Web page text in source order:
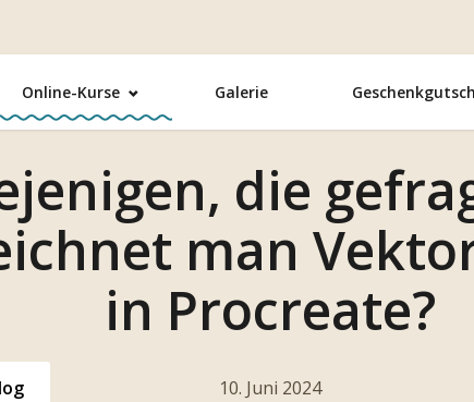
Online-Kurse Galerie
die
man
in Procreate?
10. Juni 2024